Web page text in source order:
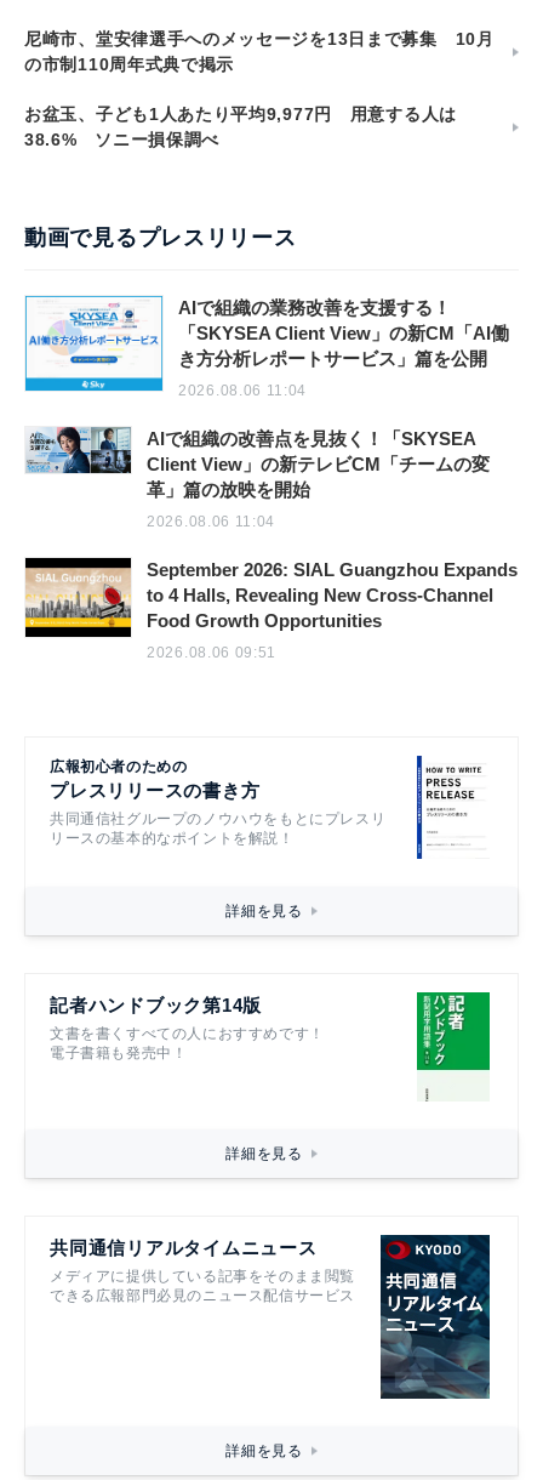
尼崎市、堂安律選手へのメッセージを13日まで募集 10月
の市制110周年式典で掲示
お盆玉、子ども1人あたり平均9,977円 用意する人は
38.6% ソニー損保調べ
動画で見るプレスリリース
AIで組織の業務改善を支援する！
「SKYSEA Client View」の新CM「AI働
き方分析レポートサービス」篇を公開
2026.08.06 11:04
AIで組織の改善点を見抜く！「SKYSEA
Client View」の新テレビCM「チームの変
革」篇の放映を開始
2026.08.06 11:04
September 2026: SIAL Guangzhou Expands
to 4 Halls, Revealing New Cross-Channel
Food Growth Opportunities
2026.08.06 09:51
広報初心者のための
プレスリリースの書き方
共同通信社グループのノウハウをもとにプレスリ
リースの基本的なポイントを解説！
詳細を見る
記者ハンドブック第14版
文書を書くすべての人におすすめです！
電子書籍も発売中！
詳細を見る
共同通信リアルタイムニュース
メディアに提供している記事をそのまま閲覧
できる広報部門必見のニュース配信サービス
詳細を見る